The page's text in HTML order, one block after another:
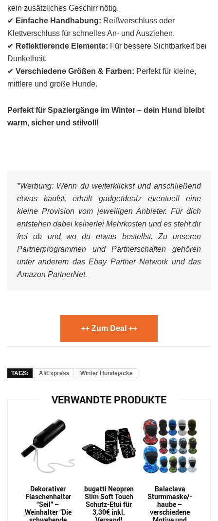
kein zusätzliches Geschirr nötig.
✔ Einfache Handhabung: Reißverschluss oder
Klettverschluss für schnelles An- und Ausziehen.
✔ Reflektierende Elemente: Für bessere Sichtbarkeit bei
Dunkelheit.
✔ Verschiedene Größen & Farben: Perfekt für kleine,
mittlere und große Hunde.
Perfekt für Spaziergänge im Winter – dein Hund bleibt
warm, sicher und stilvoll!
*Werbung: Wenn du weiterklickst und anschließend
etwas kaufst, erhält gadgetdealz eventuell eine
kleine Provision vom jeweiligen Anbieter. Für dich
entstehen dabei keinerlei Mehrkosten und es steht dir
frei ob und wo du etwas bestellst. Zu unseren
Partnerprogrammen und Partnerschaften gehören
unter anderem das Ebay Partner Network und das
Amazon PartnerNet.
++ Zum Deal ++
TAGS: AliExpress Winter Hundejacke
VERWANDTE PRODUKTE
Dekorativer
Flaschenhalter
“Seil” –
Weinhalter “Die
bugatti Neopren
Slim Soft Touch
Schutz-Etui für
3,30€ inkl.
Balaclava
Sturmmaske/-
haube –
verschiedene